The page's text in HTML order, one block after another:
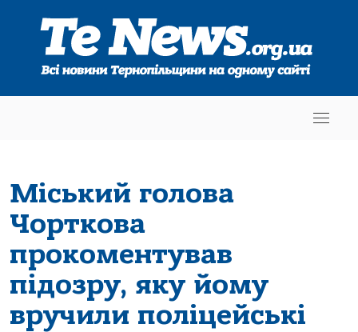
Міський голова
Чорткова
прокоментував
підозру, яку йому
вручили поліцейські